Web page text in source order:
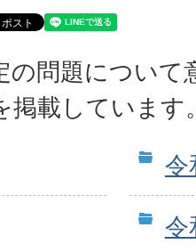
の問題について
掲載しています
令
令